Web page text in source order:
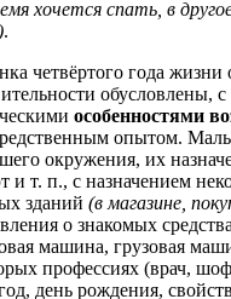
хочется спать, в
.
четвёртого года жизни
обусловлены, с
особенностями
опытом.
окружения, их
и т. п., с назначением
зданий (в магазине,
о знакомых
машина, грузовая
профессиях (врач,
день рождения,